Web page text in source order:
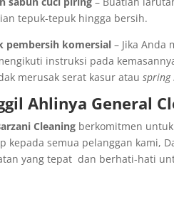
tepuk-tepuk hingga bersih.
pembersih komersial – Jika Anda
instruksi pada
merusak serat kasur atauspring
Ahlinya General
Cleaning berkomitmen
kepada semua pelanggan kami,
yang tepat dan berhati-hati